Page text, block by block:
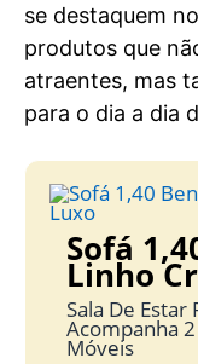
se destaquem
produtos que
atraentes, mas
para o dia a dia
Sofá
Linho
Sala De
Acompanha
Móveis